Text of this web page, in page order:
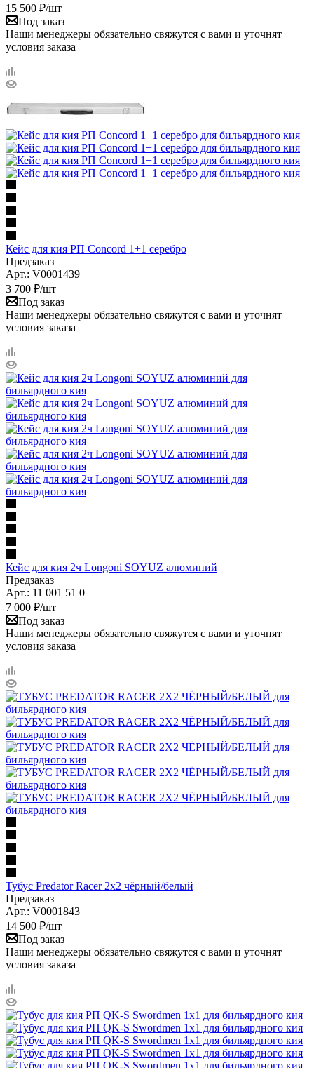
15 500 ₽/шт
Под заказ
Наши менеджеры обязательно свяжутся с вами и уточнят
условия заказа
Кейс для кия РП Concord 1+1 серебро
Предзаказ
Арт.: V0001439
3 700 ₽/шт
Под заказ
Наши менеджеры обязательно свяжутся с вами и уточнят
условия заказа
Кейс для кия 2ч Longoni SOYUZ алюминий
Предзаказ
Арт.: 11 001 51 0
7 000 ₽/шт
Под заказ
Наши менеджеры обязательно свяжутся с вами и уточнят
условия заказа
Тубус Predator Racer 2x2 чёрный/белый
Предзаказ
Арт.: V0001843
14 500 ₽/шт
Под заказ
Наши менеджеры обязательно свяжутся с вами и уточнят
условия заказа